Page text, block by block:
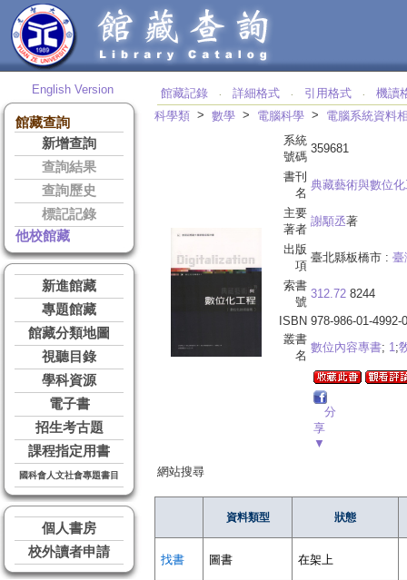
English Version
館藏查詢
新增查詢
查詢結果
查詢歷史
標記記錄
他校館藏
新進館藏
專題館藏
館藏分類地圖
視聽目錄
學科資源
電子書
招生考古題
課程指定用書
國科會人文社會專題書目
個人書房
校外讀者申請
館藏記錄 ‧ 詳細格式 ‧ 引用格式 ‧
機讀
科學類 > 數學 > 電腦科學 > 電腦系統資料
系統
號碼
359681
書刊
名
典藏藝術與數位
主要
著者
謝顒丞著
出版
項
臺北縣板橋市 : 臺
索書
號
312.72 8244
ISBN 978-986-01-4992-0
叢書
名
數位內容專書; 1;
分
享
▼
網站搜尋
資料類型 狀態
找書 圖書 在架上